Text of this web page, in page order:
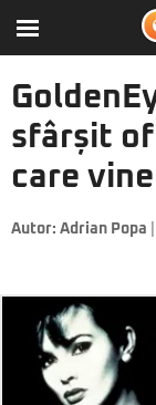
sfârșit
care vine
Autor: Adrian Popa